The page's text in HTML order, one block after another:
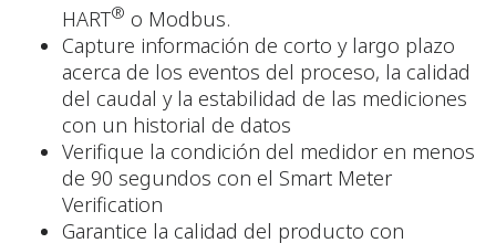
HART® o Modbus.
Capture información de corto y largo plazo
acerca de los eventos del proceso, la calidad
del caudal y la estabilidad de las mediciones
con un historial de datos
Verifique la condición del medidor en menos
de 90 segundos con el Smart Meter
Verification
Garantice la calidad del producto con